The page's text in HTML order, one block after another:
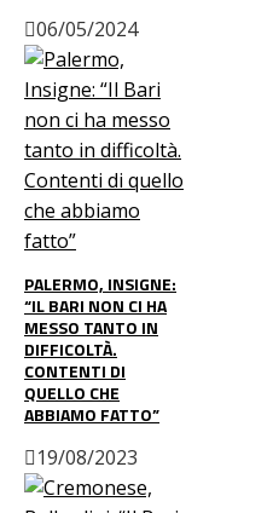
06/05/2024
PALERMO, INSIGNE:
“IL BARI NON CI HA
MESSO TANTO IN
DIFFICOLTÀ.
CONTENTI DI
QUELLO CHE
ABBIAMO FATTO”
19/08/2023